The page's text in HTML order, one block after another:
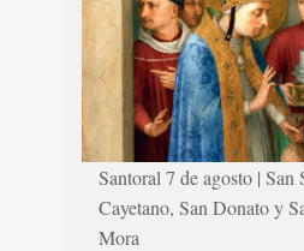
Santoral 7 de agosto | San
Cayetano, San Donato y
Mora